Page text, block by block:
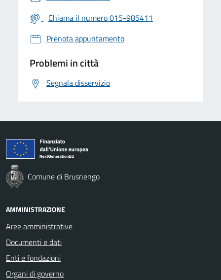
Chiama il numero 015-985411
Prenota appuntamento
Problemi in città
Segnala disservizio
Comune di Brusnengo
AMMINISTRAZIONE
Aree amministrative
Documenti e dati
Enti e fondazioni
Organi di governo